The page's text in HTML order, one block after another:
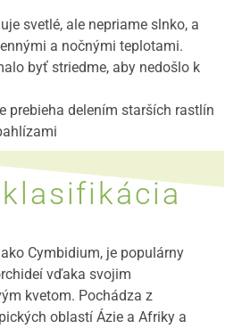
svetlé, ale nepriame slnko, a
a nočnými teplotami.
byť striedme, aby nedošlo k
prebieha delením starších rastlín
klasifikácia
Cymbidium, je populárny
vďaka svojim
kvetom. Pochádza z
oblastí Ázie a Afriky a